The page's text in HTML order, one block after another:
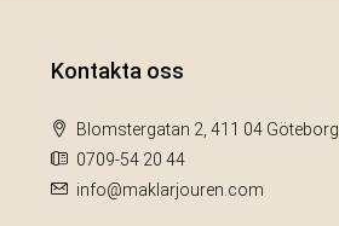
Kontakta oss
Blomstergatan 2, 411 04 Göteborg
0709-54 20 44
info@maklarjouren.com